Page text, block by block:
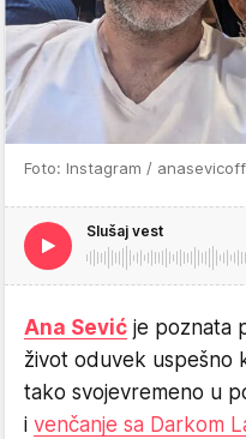
Foto: Instagram /
Slušaj vest
Ana Sević je poznata
život oduvek uspešno
tako svojevremeno u
i venčanje sa Darkom